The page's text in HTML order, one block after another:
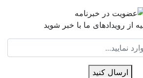
از رویدادهای ما با خبر شوید
ارسال کنید